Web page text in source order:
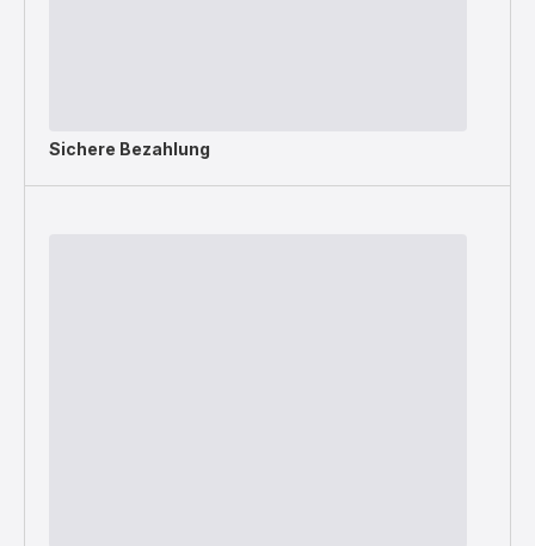
Sichere Bezahlung